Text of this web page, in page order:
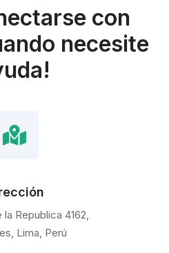
con
necesite
la Republica 4162,
Lima, Perú